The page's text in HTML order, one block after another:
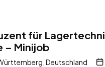
für
– Minijob
Deutschland